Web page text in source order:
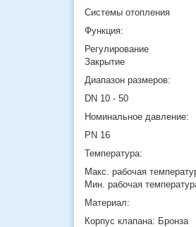
Системы отопления
Функция:
Регулирование
Закрытие
Диапазон размеров:
DN 10 - 50
Номинальное давление:
PN 16
Температура:
Макс. рабочая
Мин. рабочая
Материал:
Корпус клапана: Бронза